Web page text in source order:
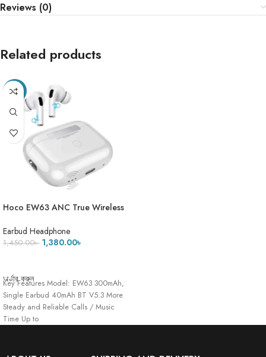
Reviews (0)
Related products
-5%
Hoco EW63 ANC True Wireless
Earbud Headphone
1,450.00৳ 1,380.00৳
অর্ডার করুন
Key Features Model: EW63 300mAh,
Single Earbud 40mAh BT V5.3 More
Steady and Reliable Calls / Music
Time Up to